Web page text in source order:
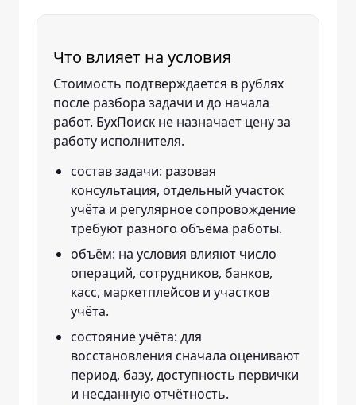
Что влияет на условия
Стоимость подтверждается в рублях
после разбора задачи и до начала
работ. БухПоиск не назначает цену за
работу исполнителя.
состав задачи: разовая
консультация, отдельный участок
учёта и регулярное сопровождение
требуют разного объёма работы.
объём: на условия влияют число
операций, сотрудников, банков,
касс, маркетплейсов и участков
учёта.
состояние учёта: для
восстановления сначала оценивают
период, базу, доступность первички
и несданную отчётность.